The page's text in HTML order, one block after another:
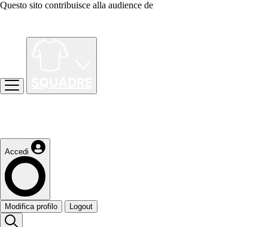
Questo sito contribuisce alla audience de
Accedi
Modifica profilo Logout